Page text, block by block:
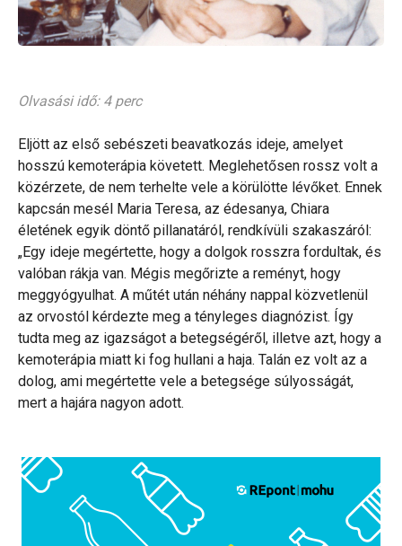
Olvasási idő: 4 perc
Eljött az első sebészeti beavatkozás ideje, amelyet
hosszú kemoterápia követett. Meglehetősen rossz volt a
közérzete, de nem terhelte vele a körülötte lévőket. Ennek
kapcsán mesél Maria Teresa, az édesanya, Chiara
életének egyik döntő pillanatáról, rendkívüli szakaszáról:
„Egy ideje megértette, hogy a dolgok rosszra fordultak, és
valóban rákja van. Mégis megőrizte a reményt, hogy
meggyógyulhat. A műtét után néhány nappal közvetlenül
az orvostól kérdezte meg a tényleges diagnózist. Így
tudta meg az igazságot a betegségéről, illetve azt, hogy a
kemoterápia miatt ki fog hullani a haja. Talán ez volt az a
dolog, ami megértette vele a betegsége súlyosságát,
mert a hajára nagyon adott.